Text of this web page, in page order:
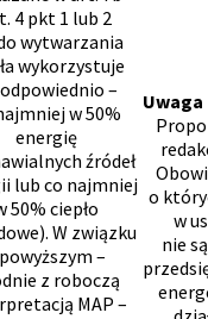
4 pkt 1 lub 2
wytwarzania
wykorzystuje
–
w 50%
energię
źródeł
lub co najmniej
50% ciepło
W związku
–
z roboczą
MAP –
o
w
nie